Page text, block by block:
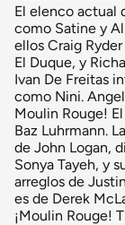
El elenco actual
como Satine y
ellos Craig
El Duque, y
Ivan De Freitas
como Nini.
Moulin Rouge!
Baz Luhrmann.
de John Logan,
Sonya Tayeh, y
arreglos de
es de Derek
¡Moulin Rouge!